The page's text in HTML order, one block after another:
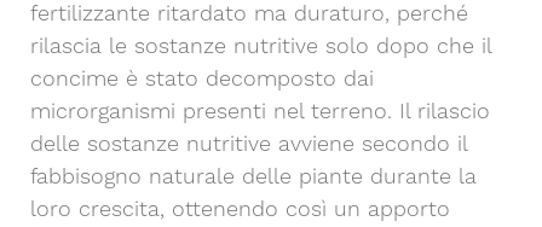
fertilizzante ritardato ma duraturo, perché
rilascia le sostanze nutritive solo dopo che il
concime è stato decomposto dai
microrganismi presenti nel terreno. Il rilascio
delle sostanze nutritive avviene secondo il
fabbisogno naturale delle piante durante la
loro crescita, ottenendo così un apporto